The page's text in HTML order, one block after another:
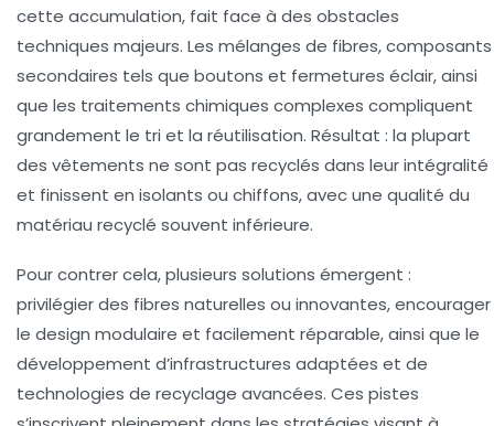
cette accumulation, fait face à des obstacles
techniques majeurs. Les mélanges de fibres, composants
secondaires tels que boutons et fermetures éclair, ainsi
que les traitements chimiques complexes compliquent
grandement le tri et la réutilisation. Résultat : la plupart
des vêtements ne sont pas recyclés dans leur intégralité
et finissent en isolants ou chiffons, avec une qualité du
matériau recyclé souvent inférieure.
Pour contrer cela, plusieurs solutions émergent :
privilégier des fibres naturelles ou innovantes, encourager
le design modulaire et facilement réparable, ainsi que le
développement d’infrastructures adaptées et de
technologies de recyclage avancées. Ces pistes